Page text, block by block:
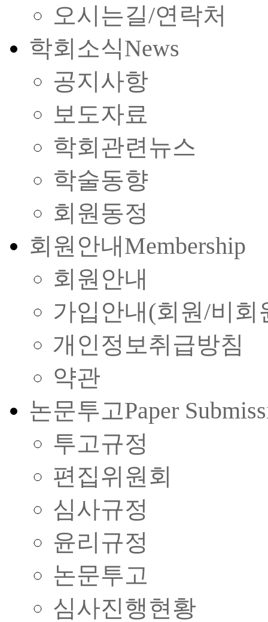
오시는길/연락처
학회소식News
공지사항
보도자료
학회관련뉴스
학술동향
회원동정
회원안내Membership
회원안내
가입안내(회원/비회
개인정보취급방침
약관
논문투고Paper
투고규정
편집위원회
심사규정
윤리규정
논문투고
심사진행현황